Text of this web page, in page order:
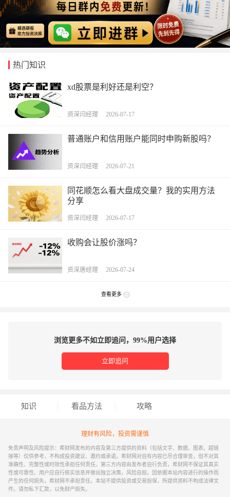
热门知识
xd股票是利好还是利空？
资深闫经理 2026-07-17
普通账户和信用账户能同时申购新股吗？
资深闫经理 2026-07-21
同花顺怎么看大盘成交量？我的实用方法
分享
资深闫经理 2026-07-17
收购会让股价涨吗？
资深唐经理 2026-07-24
查看更多
浏览更多不如立即追问，99%用户选择
立即追问
知识 看品方法 攻略
理财有风险，投资需谨慎
免责声明及风险提示：希财网发布的内容及第三方提供的资料（包括文字、数据、图表、超链
接等）仅供参考，不构成投资建议、邀约或承诺。希财网对自有内容已尽合理审查，但不对其
准确性、完整性或时效性承担任何责任。第三方内容由发布者自行负责，希财网不保证其真实
性或可靠性。用户应自行核实信息并做出独立决策，风险自担。因依据本站内容进行的操作而
产生的任何损失，希财网不承担责任。本站不提供投资或交易担保，所提供资料不构成法律文
件。请勿私下汇款，以免财产损失。